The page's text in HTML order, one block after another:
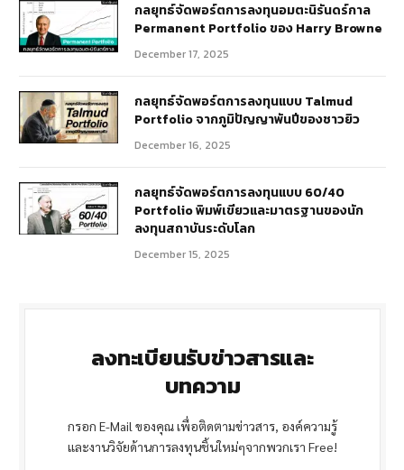
กลยุทธ์​จัดพอร์ตการลงทุนอมตะนิรันดร์กาล
Permanent Portfolio ของ Harry Browne
December 17, 2025
กลยุทธ์จัดพอร์ตการลงทุนแบบ Talmud
Portfolio จากภูมิปัญญาพันปีของชาวยิว
December 16, 2025
กลยุทธ์จัดพอร์ตการลงทุนแบบ 60/40
Portfolio พิมพ์เขียวและมาตรฐานของนัก
ลงทุนสถาบันระดับโลก
December 15, 2025
ลงทะเบียนรับข่าวสารและ
บทความ
กรอก E-Mail ของคุณ เพื่อติดตามข่าวสาร, องค์ความรู้
และงานวิจัยด้านการลงทุนชิ้นใหม่ๆจากพวกเรา Free!